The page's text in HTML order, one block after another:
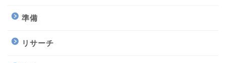
準備
リサーチ